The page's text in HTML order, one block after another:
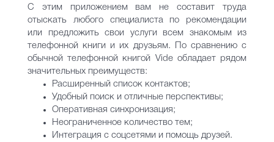
С этим приложением вам не составит труда
отыскать любого специалиста по рекомендации
или предложить свои услуги всем знакомым из
телефонной книги и их друзьям. По сравнению с
обычной телефонной книгой Vide обладает рядом
значительных преимуществ:
Расширенный список контактов;
Удобный поиск и отличные перспективы;
Оперативная синхронизация;
Неограниченное количество тем;
Интеграция с соцсетями и помощь друзей.